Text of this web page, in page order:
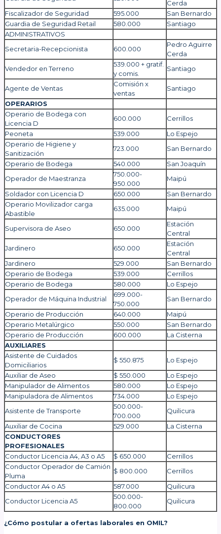
Cerda
Fiscalizador de Seguridad
595.000
San Bernardo
Guardia de Seguridad Retail
580.000
Santiago
ADMINISTRATIVOS
Secretaria-Recepcionista
600.000
Pedro Aguirre
Cerda
Vendedor en Terreno
539.000 + gratif.
y comis.
Santiago
Agente de Ventas
Comisión x
ventas
Santiago
OPERARIOS
Operario de Bodega con
Licencia D
600.000
Cerrillos
Peoneta
539.000
Lo Espejo
Operario de Higiene y
Sanitización
723.000
San Bernardo
Operario de Bodega
540.000
San Joaquín
Operador de Maestranza
750.000-
950.000
Maipú
Soldador con Licencia D
650.000
San Bernardo
Operario Movilizador carga
Abastible
635.000 Maipú
Supervisora de Aseo 650.000
Estación
Central
Jardinero
650.000
Estación
Central
Jardinero
529.000
San Bernardo
Operario de Bodega
539.000
Cerrillos
Operario de Bodega
580.000
Lo Espejo
Operador de Máquina Industrial
699.000-
750.000
San Bernardo
Operario de Producción
640.000
Maipú
Operario Metalúrgico
550.000
San Bernardo
Operario de Producción
600.000
La Cisterna
AUXILIARES
Asistente de Cuidados
Domiciliarios
$ 550.875
Lo Espejo
Auxiliar de Aseo
$ 550.000
Lo Espejo
Manipulador de Alimentos
580.000
Lo Espejo
Manipuladora de Alimentos
734.000
Lo Espejo
Asistente de Transporte
500.000-
700.000
Quilicura
Auxiliar de Cocina
529.000
La Cisterna
CONDUCTORES
PROFESIONALES
Conductor Licencia A4, A3 o A5
$ 650.000
Cerrillos
Conductor Operador de Camión
Pluma
$ 800.000
Cerrillos
Conductor A4 o A5
587.000
Quilicura
Conductor Licencia A5
500.000-
800.000
Quilicura
¿Cómo postular a ofertas laborales en OMIL?